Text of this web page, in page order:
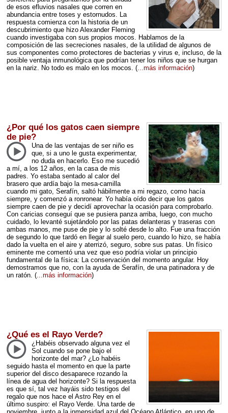
de esos efluvios nasales que corren en
abundancia entre toses y estornudos. La
respuesta comienza con la historia de un
descubrimiento que hizo Alexander Fleming
cuando investigaba con sus propios mocos. Hablamos de la
composición de las secreciones nasales, de la utilidad de algunos de
sus componentes como protectores de bacterias y virus e, incluso, de la
posible ventaja inmunológica que podrían tener los niños que se hurgan
en la nariz. No todo es malo en los mocos. (...más información)
¿Por qué los gatos caen siempre
de pie?
Una de las ventajas de ser niño es
que, si a uno le gusta experimentar,
no duda en hacerlo. Eso me sucedió
a mí, a los 12 años, en la casa de mis
padres. Yo estaba sentado al calor del
brasero que ardía bajo la mesa-camilla
cuando mi gato, Serafín, saltó hábilmente a mi regazo, como hacía
siempre, y comenzó a ronronear. Yo había oído decir que los gatos
siempre caen de pie y decidí aprovechar la ocasión para comprobarlo.
Con caricias conseguí que se pusiera panza arriba, luego, con mucho
cuidado, lo levanté sujetándolo por las patas delanteras y traseras con
ambas manos, me puse de pie y lo solté desde lo alto. Fue una fracción
de segundo lo que tardó en llegar al suelo pero, cuando lo hizo, se había
dado la vuelta en el aire y aterrizó, seguro, sobre sus patas. Un físico
eminente me comentó una vez que eso podría violar un principio
fundamental de la física: La conservación del momento angular. Hoy
demostramos que no, con la ayuda de Serafín, de una patinadora y de
un ratón. (...más información)
¿Qué es el Rayo Verde?
¿Habéis observado alguna vez el
Sol cuando se pone bajo el
horizonte del mar? ¿Lo habéis
seguido hasta el momento en que la parte
superior del disco desaparece rozando la
línea de agua del horizonte? Si la respuesta
es que sí, tal vez hayáis sido testigos del
regalo que nos hace el Astro Rey en el
último suspiro: el Rayo Verde. Una tarde de